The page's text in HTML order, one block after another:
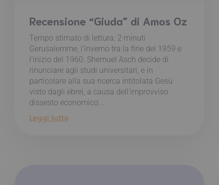
Recensione “Giuda” di Amos Oz
Tempo stimato di lettura: 2 minuti
Gerusalemme, l'inverno tra la fine del 1959 e
l'inizio del 1960. Shemuel Asch decide di
rinunciare agli studi universitari, e in
particolare alla sua ricerca intitolata Gesù
visto dagli ebrei, a causa dell'improvviso
dissesto economico...
Leggi tutto